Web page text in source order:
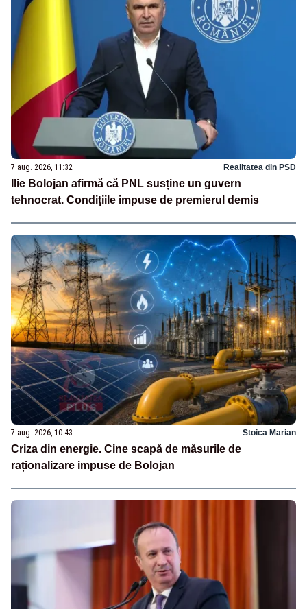
7 aug. 2026, 11:32 Realitatea din PSD
Ilie Bolojan afirmă că PNL susține un guvern
tehnocrat. Condițiile impuse de premierul demis
7 aug. 2026, 10:43 Stoica Marian
Criza din energie. Cine scapă de măsurile de
raționalizare impuse de Bolojan